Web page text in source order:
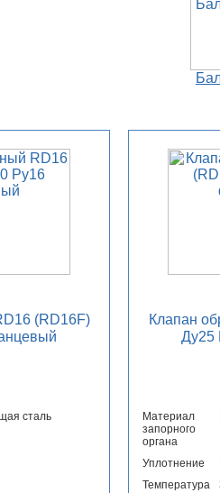
(RD16F)
сталь
Клапан
Ду25
Материал
запорного
органа
Уплотнение
Температура